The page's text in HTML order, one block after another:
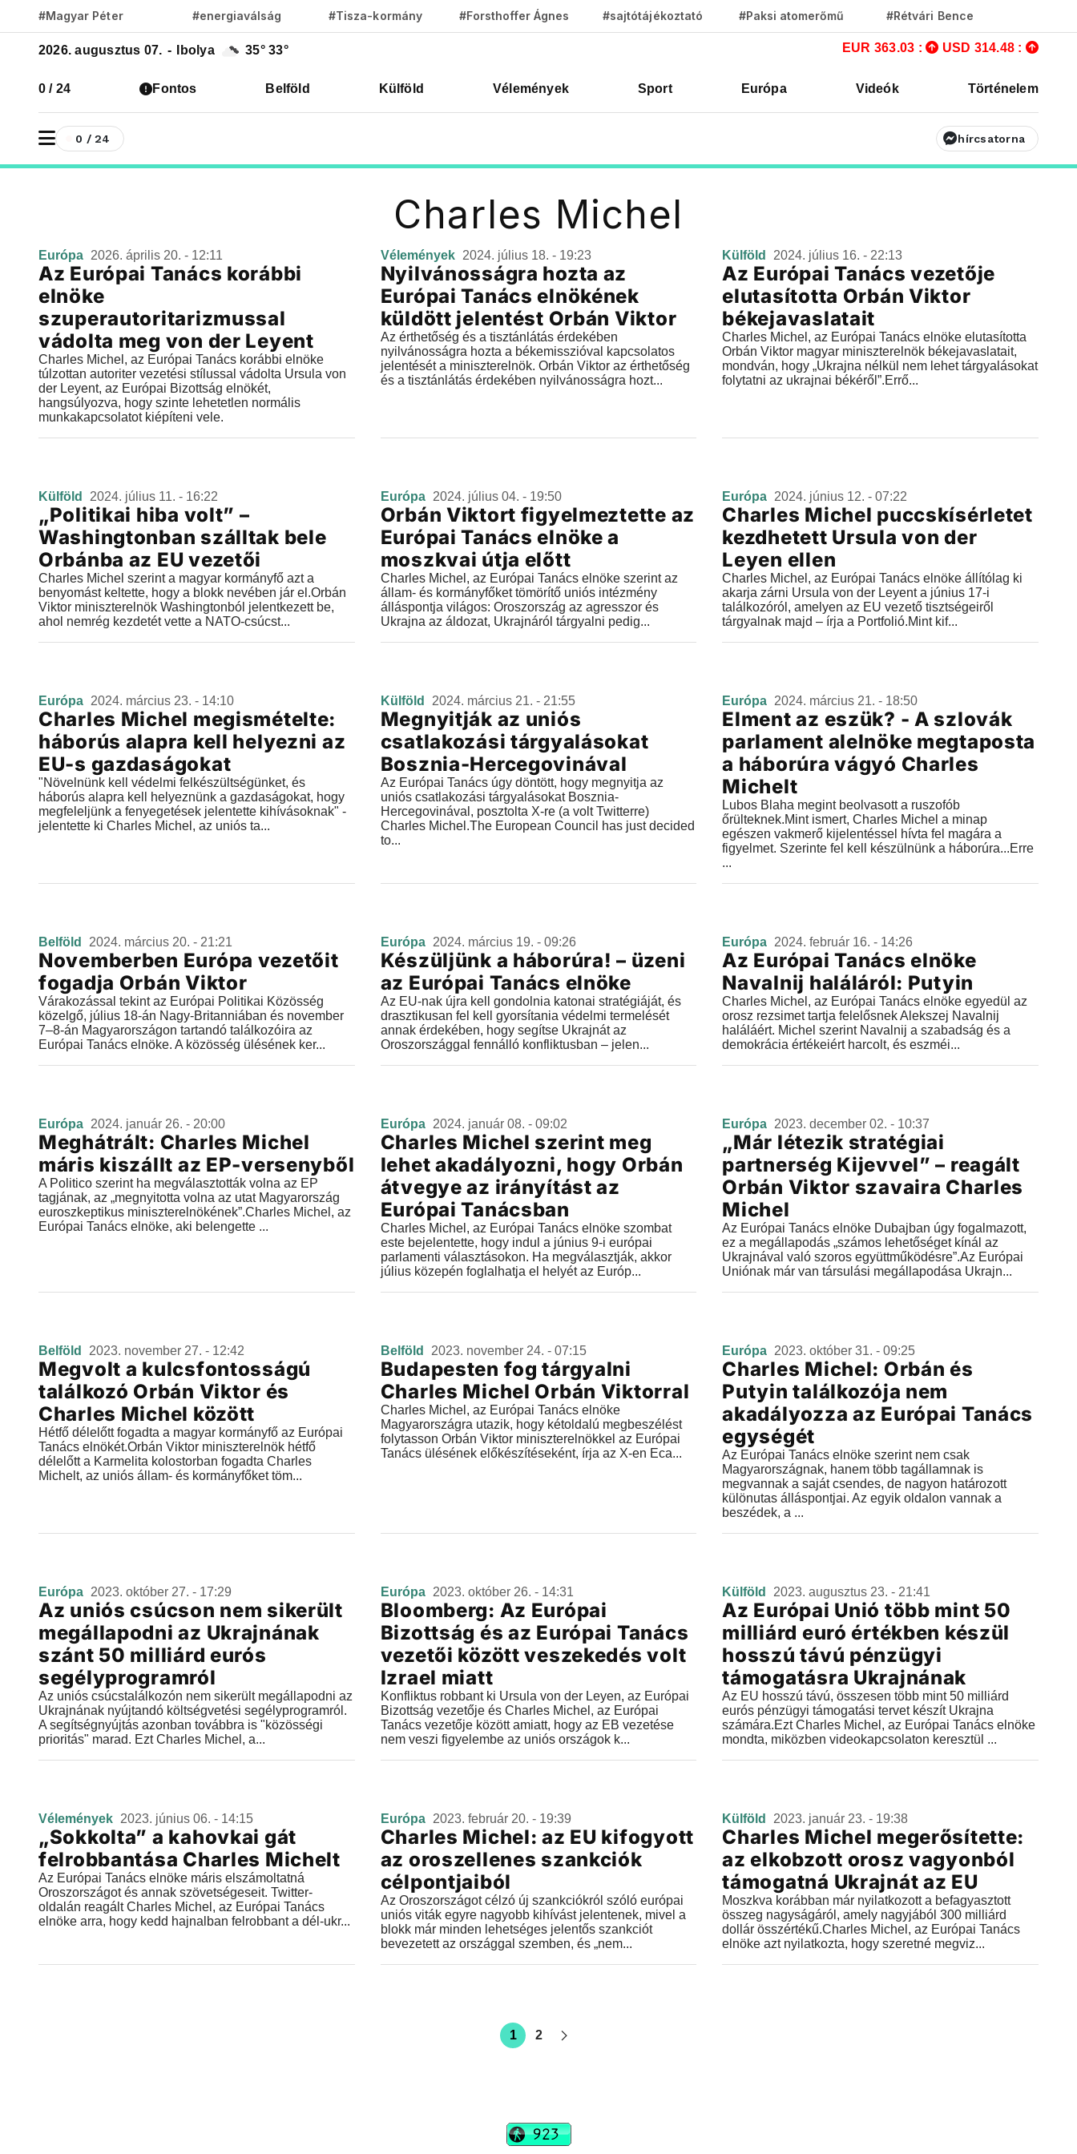
#Magyar Péter #energiaválság #Tisza-kormány #Forsthoffer Ágnes #sajtótájékoztató #Paksi atomerőmű #Rétvári Bence
2026. augusztus 07. - Ibolya 35° 33° EUR 363.03 : USD 314.48 :
0 / 24 Fontos Belföld Külföld Vélemények Sport Európa Videók Történelem
0 / 24 hírcsatorna
Charles Michel
Európa 2026. április 20. - 12:11
Az Európai Tanács korábbi
elnöke
szuperautoritarizmussal
vádolta meg von der Leyent
Charles Michel, az Európai Tanács korábbi elnöke
túlzottan autoriter vezetési stílussal vádolta Ursula von
der Leyent, az Európai Bizottság elnökét,
hangsúlyozva, hogy szinte lehetetlen normális
munkakapcsolatot kiépíteni vele.
Vélemények 2024. július 18. - 19:23
Nyilvánosságra hozta az
Európai Tanács elnökének
küldött jelentést Orbán Viktor
Az érthetőség és a tisztánlátás érdekében
nyilvánosságra hozta a békemisszióval kapcsolatos
jelentését a miniszterelnök. Orbán Viktor az érthetőség
és a tisztánlátás érdekében nyilvánosságra hozt...
Külföld 2024. július 16. - 22:13
Az Európai Tanács vezetője
elutasította Orbán Viktor
békejavaslatait
Charles Michel, az Európai Tanács elnöke elutasította
Orbán Viktor magyar miniszterelnök békejavaslatait,
mondván, hogy „Ukrajna nélkül nem lehet tárgyalásokat
folytatni az ukrajnai békéről”.Errő...
Külföld 2024. július 11. - 16:22
„Politikai hiba volt” –
Washingtonban szálltak bele
Orbánba az EU vezetői
Charles Michel szerint a magyar kormányfő azt a
benyomást keltette, hogy a blokk nevében jár el.Orbán
Viktor miniszterelnök Washingtonból jelentkezett be,
ahol nemrég kezdetét vette a NATO-csúcst...
Európa 2024. július 04. - 19:50
Orbán Viktort figyelmeztette az
Európai Tanács elnöke a
moszkvai útja előtt
Charles Michel, az Európai Tanács elnöke szerint az
állam- és kormányfőket tömörítő uniós intézmény
álláspontja világos: Oroszország az agresszor és
Ukrajna az áldozat, Ukrajnáról tárgyalni pedig...
Európa 2024. június 12. - 07:22
Charles Michel puccskísérletet
kezdhetett Ursula von der
Leyen ellen
Charles Michel, az Európai Tanács elnöke állítólag ki
akarja zárni Ursula von der Leyent a június 17-i
találkozóról, amelyen az EU vezető tisztségeiről
tárgyalnak majd – írja a Portfolió.Mint kif...
Európa 2024. március 23. - 14:10
Charles Michel megismételte:
háborús alapra kell helyezni az
EU-s gazdaságokat
"Növelnünk kell védelmi felkészültségünket, és
háborús alapra kell helyeznünk a gazdaságokat, hogy
megfeleljünk a fenyegetések jelentette kihívásoknak" -
jelentette ki Charles Michel, az uniós ta...
Külföld 2024. március 21. - 21:55
Megnyitják az uniós
csatlakozási tárgyalásokat
Bosznia-Hercegovinával
Az Európai Tanács úgy döntött, hogy megnyitja az
uniós csatlakozási tárgyalásokat Bosznia-
Hercegovinával, posztolta X-re (a volt Twitterre)
Charles Michel.The European Council has just decided
to...
Európa 2024. március 21. - 18:50
Elment az eszük? - A szlovák
parlament alelnöke megtaposta
a háborúra vágyó Charles
Michelt
Lubos Blaha megint beolvasott a ruszofób
őrülteknek.Mint ismert, Charles Michel a minap
egészen vakmerő kijelentéssel hívta fel magára a
figyelmet. Szerinte fel kell készülnünk a háborúra...Erre
...
Belföld 2024. március 20. - 21:21
Novemberben Európa vezetőit
fogadja Orbán Viktor
Várakozással tekint az Európai Politikai Közösség
közelgő, július 18-án Nagy-Britanniában és november
7–8-án Magyarországon tartandó találkozóira az
Európai Tanács elnöke. A közösség ülésének ker...
Európa 2024. március 19. - 09:26
Készüljünk a háborúra! – üzeni
az Európai Tanács elnöke
Az EU-nak újra kell gondolnia katonai stratégiáját, és
drasztikusan fel kell gyorsítania védelmi termelését
annak érdekében, hogy segítse Ukrajnát az
Oroszországgal fennálló konfliktusban – jelen...
Európa 2024. február 16. - 14:26
Az Európai Tanács elnöke
Navalnij haláláról: Putyin
Charles Michel, az Európai Tanács elnöke egyedül az
orosz rezsimet tartja felelősnek Alekszej Navalnij
haláláért. Michel szerint Navalnij a szabadság és a
demokrácia értékeiért harcolt, és eszméi...
Európa 2024. január 26. - 20:00
Meghátrált: Charles Michel
máris kiszállt az EP-versenyből
A Politico szerint ha megválasztották volna az EP
tagjának, az „megnyitotta volna az utat Magyarország
euroszkeptikus miniszterelnökének”.Charles Michel, az
Európai Tanács elnöke, aki belengette ...
Európa 2024. január 08. - 09:02
Charles Michel szerint meg
lehet akadályozni, hogy Orbán
átvegye az irányítást az
Európai Tanácsban
Charles Michel, az Európai Tanács elnöke szombat
este bejelentette, hogy indul a június 9-i európai
parlamenti választásokon. Ha megválasztják, akkor
július közepén foglalhatja el helyét az Európ...
Európa 2023. december 02. - 10:37
„Már létezik stratégiai
partnerség Kijevvel” – reagált
Orbán Viktor szavaira Charles
Michel
Az Európai Tanács elnöke Dubajban úgy fogalmazott,
ez a megállapodás „számos lehetőséget kínál az
Ukrajnával való szoros együttműködésre”.Az Európai
Uniónak már van társulási megállapodása Ukrajn...
Belföld 2023. november 27. - 12:42
Megvolt a kulcsfontosságú
találkozó Orbán Viktor és
Charles Michel között
Hétfő délelőtt fogadta a magyar kormányfő az Európai
Tanács elnökét.Orbán Viktor miniszterelnök hétfő
délelőtt a Karmelita kolostorban fogadta Charles
Michelt, az uniós állam- és kormányfőket töm...
Belföld 2023. november 24. - 07:15
Budapesten fog tárgyalni
Charles Michel Orbán Viktorral
Charles Michel, az Európai Tanács elnöke
Magyarországra utazik, hogy kétoldalú megbeszélést
folytasson Orbán Viktor miniszterelnökkel az Európai
Tanács ülésének előkészítéseként, írja az X-en Eca...
Európa 2023. október 31. - 09:25
Charles Michel: Orbán és
Putyin találkozója nem
akadályozza az Európai Tanács
egységét
Az Európai Tanács elnöke szerint nem csak
Magyarországnak, hanem több tagállamnak is
megvannak a saját csendes, de nagyon határozott
különutas álláspontjai. Az egyik oldalon vannak a
beszédek, a ...
Európa 2023. október 27. - 17:29
Az uniós csúcson nem sikerült
megállapodni az Ukrajnának
szánt 50 milliárd eurós
segélyprogramról
Az uniós csúcstalálkozón nem sikerült megállapodni az
Ukrajnának nyújtandó költségvetési segélyprogramról.
A segítségnyújtás azonban továbbra is "közösségi
prioritás" marad. Ezt Charles Michel, a...
Európa 2023. október 26. - 14:31
Bloomberg: Az Európai
Bizottság és az Európai Tanács
vezetői között veszekedés volt
Izrael miatt
Konfliktus robbant ki Ursula von der Leyen, az Európai
Bizottság vezetője és Charles Michel, az Európai
Tanács vezetője között amiatt, hogy az EB vezetése
nem veszi figyelembe az uniós országok k...
Külföld 2023. augusztus 23. - 21:41
Az Európai Unió több mint 50
milliárd euró értékben készül
hosszú távú pénzügyi
támogatásra Ukrajnának
Az EU hosszú távú, összesen több mint 50 milliárd
eurós pénzügyi támogatási tervet készít Ukrajna
számára.Ezt Charles Michel, az Európai Tanács elnöke
mondta, miközben videokapcsolaton keresztül ...
Vélemények 2023. június 06. - 14:15
„Sokkolta” a kahovkai gát
felrobbantása Charles Michelt
Az Európai Tanács elnöke máris elszámoltatná
Oroszországot és annak szövetségeseit. Twitter-
oldalán reagált Charles Michel, az Európai Tanács
elnöke arra, hogy kedd hajnalban felrobbant a dél-ukr...
Európa 2023. február 20. - 19:39
Charles Michel: az EU kifogyott
az oroszellenes szankciók
célpontjaiból
Az Oroszországot célzó új szankciókról szóló európai
uniós viták egyre nagyobb kihívást jelentenek, mivel a
blokk már minden lehetséges jelentős szankciót
bevezetett az országgal szemben, és „nem...
Külföld 2023. január 23. - 19:38
Charles Michel megerősítette:
az elkobzott orosz vagyonból
támogatná Ukrajnát az EU
Moszkva korábban már nyilatkozott a befagyasztott
összeg nagyságáról, amely nagyjából 300 milliárd
dollár összértékű.Charles Michel, az Európai Tanács
elnöke azt nyilatkozta, hogy szeretné megviz...
1 2